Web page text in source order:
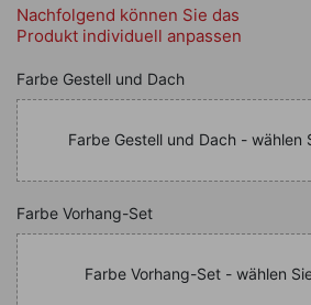
Nachfolgend können Sie das
Produkt individuell anpassen
Nachfolgend können
Farbe Gestell und Dach
Farbe Gestell und Dach - wählen
Nachfolgend können
Farbe Vorhang-Set
Farbe Vorhang-Set - wählen